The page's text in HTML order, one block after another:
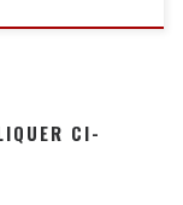
CI-